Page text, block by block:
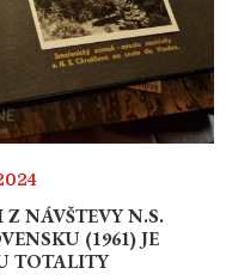
NÁVŠTEVY N.S.
(1961) JE
TOTALITY